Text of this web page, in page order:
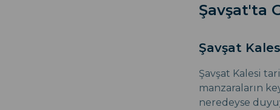
Şavşat'ta
Şavşat
Şavşat Kalesi
manzaraların
neredeyse